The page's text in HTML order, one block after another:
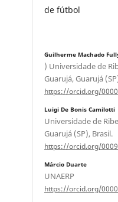
de fútbol
Guilherme Machado
) Universidade de
Guarujá, Guarujá
https://orcid.org/
Luigi De Bonis Camilotti
Universidade de
Guarujá (SP), Brasil.
https://orcid.org/
Márcio Duarte
UNAERP
https://orcid.org/